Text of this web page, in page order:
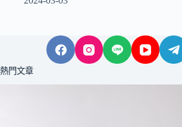
熱門文章